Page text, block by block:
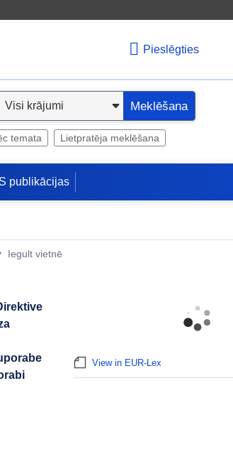
Pieslēgties
Meklēšana
temata Lietpratēja meklēšana
publikācijas
Iegult vietnē
View in EUR-Lex